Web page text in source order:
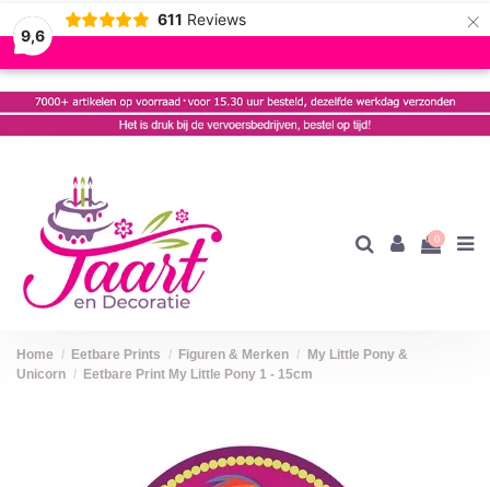
9,6
611 Reviews ×
0
Home Eetbare Prints Figuren & Merken
My Little Pony &
Unicorn
Eetbare Print My Little Pony 1 - 15cm